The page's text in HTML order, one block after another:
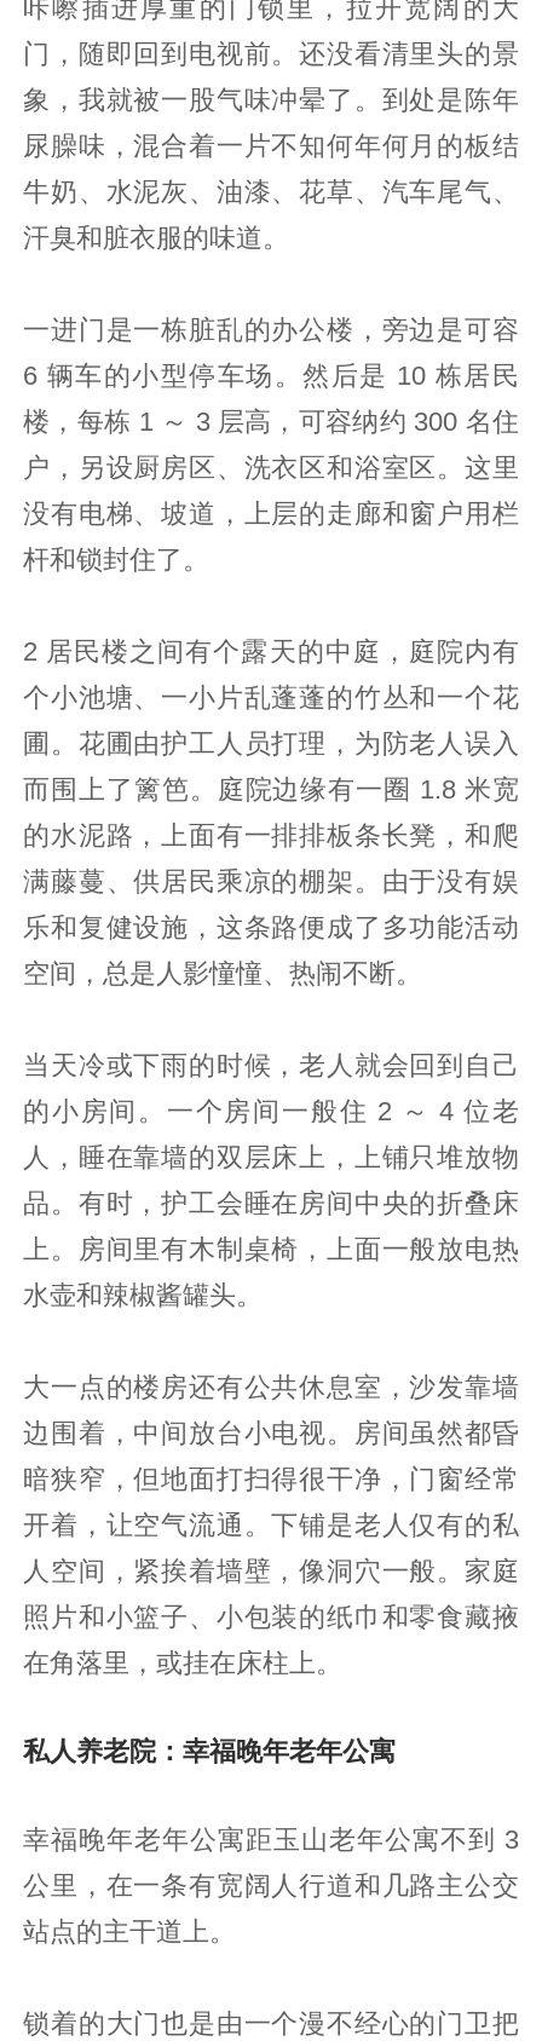
咔嚓插进厚重的门锁里，拉开宽阔的大
门，随即回到电视前。还没看清里头的景
象，我就被一股气味冲晕了。到处是陈年
尿臊味，混合着一片不知何年何月的板结
牛奶、水泥灰、油漆、花草、汽车尾气、
汗臭和脏衣服的味道。
一进门是一栋脏乱的办公楼，旁边是可容
6 辆车的小型停车场。然后是 10 栋居民
楼，每栋 1 ～ 3 层高，可容纳约 300 名住
户，另设厨房区、洗衣区和浴室区。这里
没有电梯、坡道，上层的走廊和窗户用栏
杆和锁封住了。
2 居民楼之间有个露天的中庭，庭院内有
个小池塘、一小片乱蓬蓬的竹丛和一个花
圃。花圃由护工人员打理，为防老人误入
而围上了篱笆。庭院边缘有一圈 1.8 米宽
的水泥路，上面有一排排板条长凳，和爬
满藤蔓、供居民乘凉的棚架。由于没有娱
乐和复健设施，这条路便成了多功能活动
空间，总是人影憧憧、热闹不断。
当天冷或下雨的时候，老人就会回到自己
的小房间。一个房间一般住 2 ～ 4 位老
人，睡在靠墙的双层床上，上铺只堆放物
品。有时，护工会睡在房间中央的折叠床
上。房间里有木制桌椅，上面一般放电热
水壶和辣椒酱罐头。
大一点的楼房还有公共休息室，沙发靠墙
边围着，中间放台小电视。房间虽然都昏
暗狭窄，但地面打扫得很干净，门窗经常
开着，让空气流通。下铺是老人仅有的私
人空间，紧挨着墙壁，像洞穴一般。家庭
照片和小篮子、小包装的纸巾和零食藏掖
在角落里，或挂在床柱上。
私人养老院：幸福晚年老年公寓
幸福晚年老年公寓距玉山老年公寓不到 3
公里，在一条有宽阔人行道和几路主公交
站点的主干道上。
锁着的大门也是由一个漫不经心的门卫把